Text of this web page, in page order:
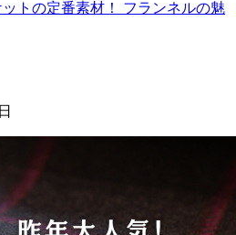
トの定番素材！ フランネルの魅